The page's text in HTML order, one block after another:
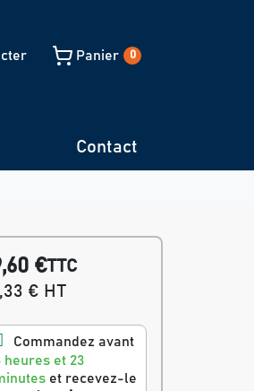
Panier 0
Contact
€TTC
€ HT
Commandez avant
heures et 23
et recevez-le